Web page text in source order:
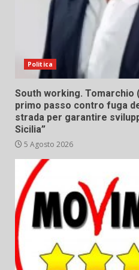
Politica
South working. Tomarchio
primo passo contro fuga
strada per garantire
Sicilia”
5 Agosto 2026